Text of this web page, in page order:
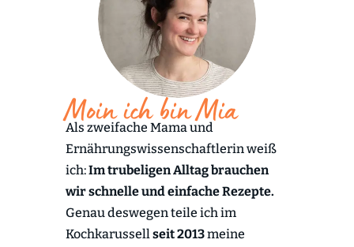
Moin ich bin Mia
Als zweifache Mama und
Ernährungswissenschaftlerin weiß
ich:Im trubeligen Alltag brauchen
wir schnelle und einfache Rezepte.
Genau deswegen teile ich im
Kochkarussellseit 2013meine